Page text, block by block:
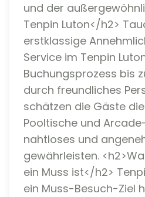
und der
Tenpin Luton</h2>
erstklassige
Service im Tenpin
Buchungsprozess bis
durch freundliches
schätzen die Gäste
Pooltische und
nahtloses und
gewährleisten.
ein Muss ist</h2>
ein Muss-Besuch-Ziel